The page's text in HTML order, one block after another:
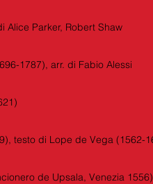
Alice Parker, Robert Shaw
1787), arr. di Fabio Alessi
testo di Lope de Vega (1562-
de Upsala, Venezia 1556)